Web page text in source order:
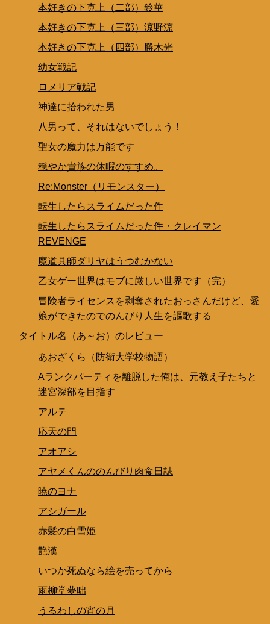
本好きの下克上（二部）鈴華
本好きの下克上（三部）涼野涼
本好きの下克上（四部）勝木光
幼女戦記
ロメリア戦記
神達に拾われた男
八男って、それはないでしょう！
聖女の魔力は万能です
穏やか貴族の休暇のすすめ。
Re:Monster（リモンスター）
転生したらスライムだった件
転生したらスライムだった件・クレイマン
REVENGE
魔道具師ダリヤはうつむかない
乙女ゲー世界はモブに厳しい世界です（完）
冒険者ライセンスを剥奪されたおっさんだけど、愛
娘ができたのでのんびり人生を謳歌する
タイトル名（あ～お）のレビュー
あおざくら（防衛大学校物語）
Aランクパーティを離脱した俺は、元教え子たちと
迷宮深部を目指す
アルテ
応天の門
アオアシ
アヤメくんののんびり肉食日誌
暁のヨナ
アシガール
赤髪の白雪姫
艶漢
いつか死ぬなら絵を売ってから
雨柳堂夢咄
うるわしの宵の月